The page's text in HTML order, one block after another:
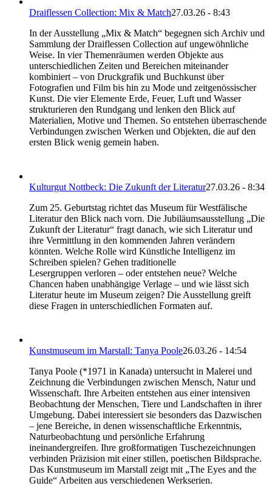
Draiflessen Collection: Mix & Match27.03.26 - 8:43
In der Ausstellung „Mix & Match“ begegnen sich Archiv und
Sammlung der Draiflessen Collection auf ungewöhnliche
Weise. In vier Themenräumen werden Objekte aus
unterschiedlichen Zeiten und Bereichen miteinander
kombiniert – von Druckgrafik und Buchkunst über
Fotografien und Film bis hin zu Mode und zeitgenössischer
Kunst. Die vier Elemente Erde, Feuer, Luft und Wasser
strukturieren den Rundgang und lenken den Blick auf
Materialien, Motive und Themen. So entstehen überraschende
Verbindungen zwischen Werken und Objekten, die auf den
ersten Blick wenig gemein haben.
Kulturgut Nottbeck: Die Zukunft der Literatur27.03.26 - 8:34
Zum 25. Geburtstag richtet das Museum für Westfälische
Literatur den Blick nach vorn. Die Jubiläumsausstellung „Die
Zukunft der Literatur“ fragt danach, wie sich Literatur und
ihre Vermittlung in den kommenden Jahren verändern
könnten. Welche Rolle wird Künstliche Intelligenz im
Schreiben spielen? Gehen traditionelle
Lesergruppen verloren – oder entstehen neue? Welche
Chancen haben unabhängige Verlage – und wie lässt sich
Literatur heute im Museum zeigen? Die Ausstellung greift
diese Fragen in unterschiedlichen Formaten auf.
Kunstmuseum im Marstall: Tanya Poole26.03.26 - 14:54
Tanya Poole (*1971 in Kanada) untersucht in Malerei und
Zeichnung die Verbindungen zwischen Mensch, Natur und
Wissenschaft. Ihre Arbeiten entstehen aus einer intensiven
Beobachtung der Menschen, Tiere und Landschaften in ihrer
Umgebung. Dabei interessiert sie besonders das Dazwischen
– jene Bereiche, in denen wissenschaftliche Erkenntnis,
Naturbeobachtung und persönliche Erfahrung
ineinandergreifen. Ihre großformatigen Tuschezeichnungen
verbinden Präzision mit einer stillen, poetischen Bildsprache.
Das Kunstmuseum im Marstall zeigt mit „The Eyes and the
Guide“ Arbeiten aus verschiedenen Werkserien.